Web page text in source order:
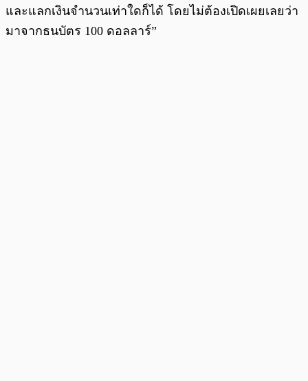
และแลกเงินจำนวนเท่าใดก็ได้ โดยไม่ต้องเปิดเผยเลยว่า
มาจากธนบัตร 100 ดอลลาร์”